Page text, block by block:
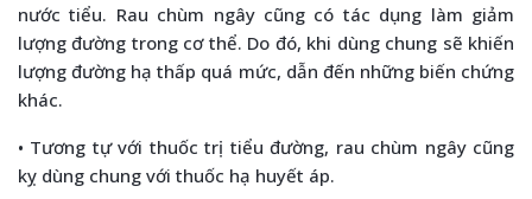
nước tiểu. Rau chùm ngây cũng có tác dụng làm giảm
lượng đường trong cơ thể. Do đó, khi dùng chung sẽ khiến
lượng đường hạ thấp quá mức, dẫn đến những biến chứng
khác.
• Tương tự với thuốc trị tiểu đường, rau chùm ngây cũng
kỵ dùng chung với thuốc hạ huyết áp.